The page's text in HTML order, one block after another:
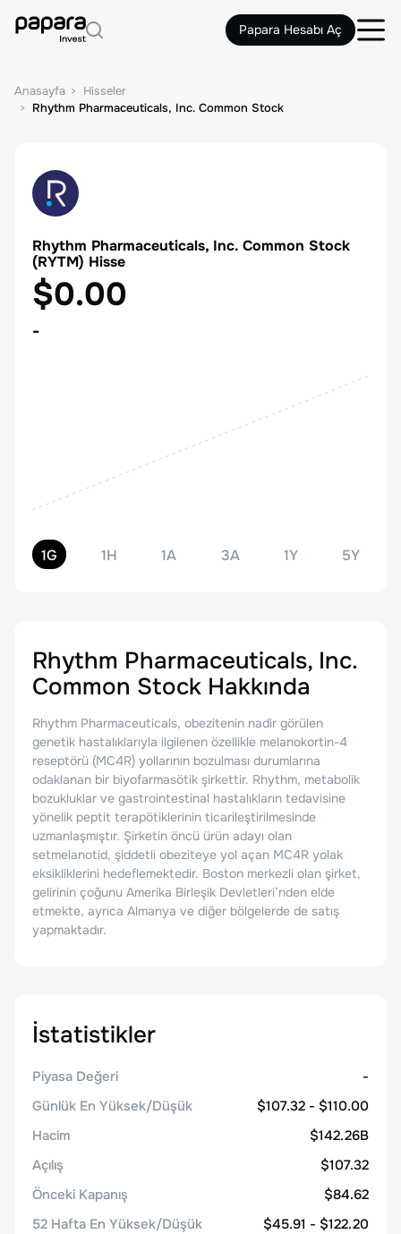
Papara Hesabı Aç
Anasayfa
Hisseler
Rhythm Pharmaceuticals, Inc. Common Stock
Rhythm Pharmaceuticals, Inc. Common Stock
(RYTM) Hisse
$0.00
-
1G 1H 1A 3A 1Y 5Y
Rhythm Pharmaceuticals, Inc.
Common Stock Hakkında
Rhythm Pharmaceuticals, obezitenin nadir görülen
genetik hastalıklarıyla ilgilenen özellikle melanokortin-4
reseptörü (MC4R) yollarının bozulması durumlarına
odaklanan bir biyofarmasötik şirkettir. Rhythm, metabolik
bozukluklar ve gastrointestinal hastalıkların tedavisine
yönelik peptit terapötiklerinin ticarileştirilmesinde
uzmanlaşmıştır. Şirketin öncü ürün adayı olan
setmelanotid, şiddetli obeziteye yol açan MC4R yolak
eksikliklerini hedeflemektedir. Boston merkezli olan şirket,
gelirinin çoğunu Amerika Birleşik Devletleri’nden elde
etmekte, ayrıca Almanya ve diğer bölgelerde de satış
yapmaktadır.
İstatistikler
Piyasa Değeri
-
Günlük En Yüksek/Düşük
$107.32 - $110.00
Hacim
$142.26B
Açılış
$107.32
Önceki Kapanış
$84.62
52 Hafta En Yüksek/Düşük
$45.91 - $122.20